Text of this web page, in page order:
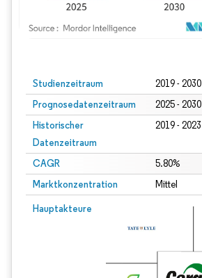
Studienzeitraum 2019 - 2030
Prognosedatenzeitraum 2025 - 2030
Historischer
Datenzeitraum
2019 - 2023
CAGR 5.80%
Marktkonzentration Mittel
Hauptakteure